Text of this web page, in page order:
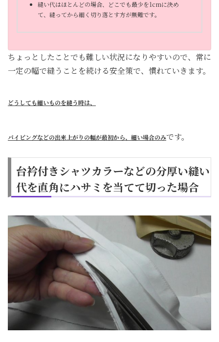
縫い代はほとんどの場合、どこでも最少を1cmに決め
て、縫ってから細く切り落とす方が無難です。
ちょっとしたことでも難しい状況になりやすいので、常に
一定の幅で縫うことを続ける安全策で、慣れていきます。
どうしても細いものを縫う時は、
パイピングなどの出来上がりの幅が最初から、細い場合のみです。
台衿付きシャツカラーなどの分厚い縫い
代を直角にハサミを当てて切った場合